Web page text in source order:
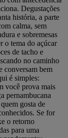
Degustações
história, a parte
calma, sem
e sobremesas
o tema do açúcar
de tacho e
no caminho
conversam bem
é simples:
você prova mais
pernambucana
gosta de
Se for
o retorno
para uma